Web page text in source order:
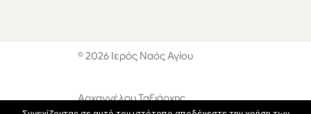
© 2026 Ιερός Ναός Αγίου
Αρχαγγέλου Ταξιάρχης